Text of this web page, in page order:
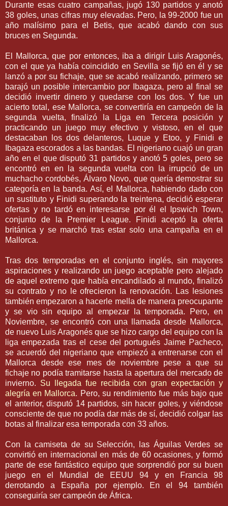
Durante esas cuatro campañas, jugó 130 partidos y anotó
38 goles, unas cifras muy elevadas. Pero, la 99-2000 fue un
año malísimo para el Betis, que acabó dando con sus
bruces en Segunda.
El Mallorca, que por entonces, iba a dirigir Luis Aragonés,
con el que ya había coincidido en Sevilla se fijó en él y se
lanzó a por sufichaje, que se acabó realizando, primero se
barajó un posible intercambio por
Ibagaza, pero al final se
decidió invertir dinero y quedarse con los dos. Y fue un
acierto total, ese Mallorca, se convertiría en campeón de la
segunda vuelta, finalizó la Liga en Tercera posición y
practicando un juego muy efectivo y vistoso, en el que
destacaban los dos delanteros,
Luque y Etoo, y Finidi e
Ibagaza escorados a las bandas. El nigeriano cuajó un gran
año en el que disputó 31 partidos y anotó 5 goles, pero se
encontró en en la segunda vuelta con la irrupció de un
muchacho cordobés,Álvaro Novo, que quería demostrarsu
categoría en la banda. Así, el
Mallorca, habiendo dado con
un sustituto y Finidi superando la treintena, decidió esperar
ofertas y no tardó en interesarse por él el
Ipswich Town,
conjunto de la Premier League. Finidi aceptó la oferta
británica y se marchó tras estar solo una campaña en el
Mallorca.
Tras dos temporadas en el conjunto inglés, sin mayores
aspiraciones y realizando un juego aceptable pero alejado
de aquel extremo que había encandilado al mundo, finalizó
su contrato y no le ofrecieron la renovación. Las lesiones
también empezaron a hacerle mella de manera preocupante
y se vio sin equipo al empezar la temporada. Pero, en
Noviembre, se encontró con una llamada desde Mallorca,
de nuevo Luis Aragonés que se hizo cargo del equipo con la
liga empezada tras el cese del portugués Jaime Pacheco,
se acuerdó del nigeriano que empiezó a entrenarse con el
Mallorca desde ese mes de noviembre pese a que su
fichaje no podíatramitarse hasta la apertura del mercado de
invierno. Su llegada fue recibida con gran expectación y
alegría en Mallorca. Pero, su rendimiento fue más bajo que
el anterior, disputó 14 partidos, sin hacer goles, y viéndose
consciente de que no podía dar más de sí, decidió colgar las
botas al finalizar esa temporada con 33 años.
Con la camiseta de su Selección, las Águilas Verdes se
convirtió en internacional en más de 60 ocasiones, y formó
parte de ese fantástico equipo que sorprendió por su buen
juego en el Mundial de
EEUU 94 y en Francia 98
derrotando a España por ejemplo. En el 94 también
conseguiría ser campeón de África.